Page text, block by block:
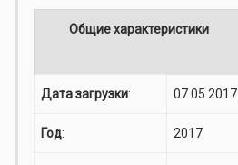
Общие характеристики
Дата загрузки: 07.05.2017
Год: 2017